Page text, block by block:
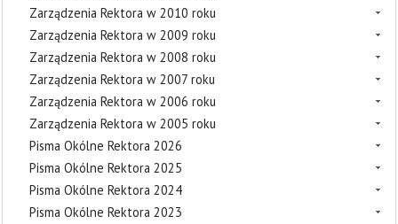
Zarządzenia Rektora w 2010 roku
Zarządzenia Rektora w 2009 roku
Zarządzenia Rektora w 2008 roku
Zarządzenia Rektora w 2007 roku
Zarządzenia Rektora w 2006 roku
Zarządzenia Rektora w 2005 roku
Pisma Okólne Rektora 2026
Pisma Okólne Rektora 2025
Pisma Okólne Rektora 2024
Pisma Okólne Rektora 2023